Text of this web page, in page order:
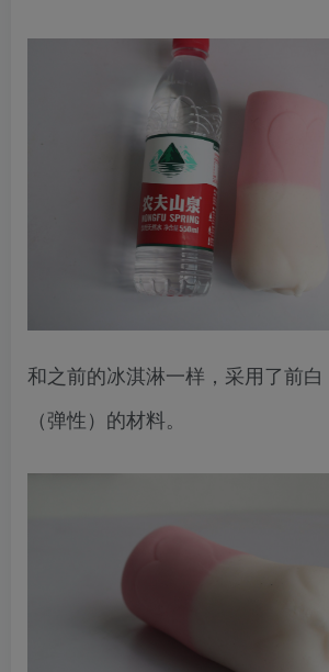
和之前的冰淇淋一样，采用了前
（弹性）的材料。